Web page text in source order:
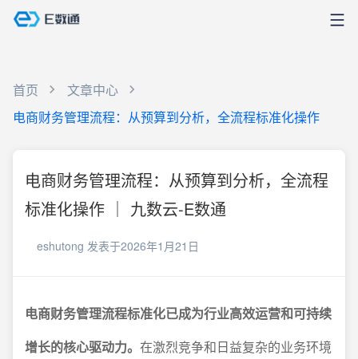
首页
文章中心
电商财务管理流程：从预算到分析，全流程标准化操作
电商财务管理流程：从预算到分析，全流程
标准化操作 ｜ 九数云-E数通
eshutong 发表于2026年1月21日
电商财务管理流程标准化已成为行业高效运营和可持续
增长的核心驱动力。 在激烈竞争和日益复杂的业务环境